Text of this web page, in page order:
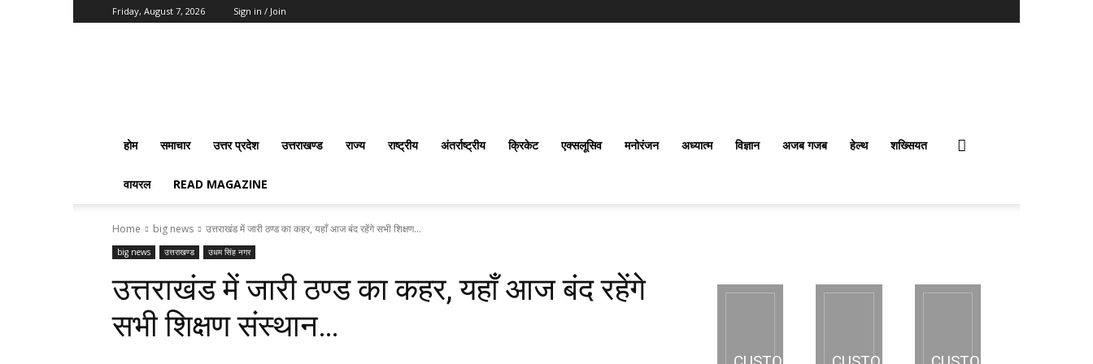
Friday, August 7, 2026 Sign in / Join
होम समाचार उत्तर प्रदेश उत्तराखण्ड राज्य राष्ट्रीय अंतर्राष्‍ट्रीय क्रिकेट एक्सलूसिव मनोरंजन अध्यात्म विज्ञान अजब गजब हेल्थ शख्सियत
वायरल READ MAGAZINE
Home big news उत्तराखंड में जारी ठण्ड का कहर, यहाँ आज बंद रहेंगे सभी शिक्षण...
big news उत्तराखण्ड उधम सिंह नगर
उत्तराखंड में जारी ठण्ड का कहर, यहाँ आज बंद रहेंगे
सभी शिक्षण संस्थान…